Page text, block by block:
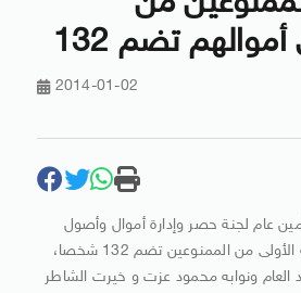
تضم 132
2014-01-02
عام لجنة حصر وإدارة أموال وأصول
جماعة الإخوان إن القائمة الأولى من الممنوعين تضم 132 شخصا،
العام ونوابه محمود عزت و خيرت الشاطر